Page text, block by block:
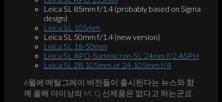
Leica SL 85mm f/1.4 (probably based on Sigma
design)
Leica SL 105mm
Leica SL 50mm f/1.4 (new version)
Leica SL 18-50mm
Leica SL APO-Summicron-SL 24mm f/2 ASPH
Leica SL 28-105mm or 24-105mm f/4
6월에 메탈그레이 버전들이 출시된다는 뉴스와 함
께 올해 더이상의 M, Q 신제품은 없다고 하는군요.